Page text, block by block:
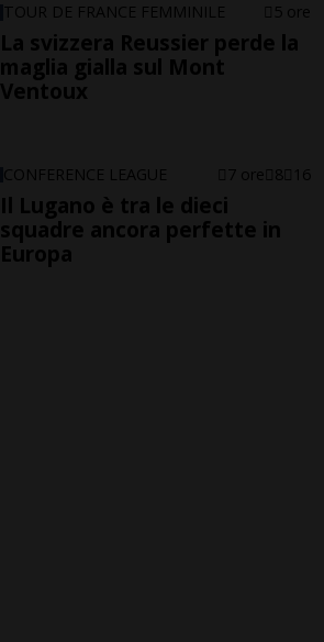
TOUR DE FRANCE FEMMINILE 5 ore
La svizzera Reussier perde la
maglia gialla sul Mont
Ventoux
CONFERENCE LEAGUE 7 ore 8 16
Il Lugano è tra le dieci
squadre ancora perfette in
Europa